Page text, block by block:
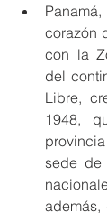
corazón
con la
del
Libre,
1948,
sede de
además,